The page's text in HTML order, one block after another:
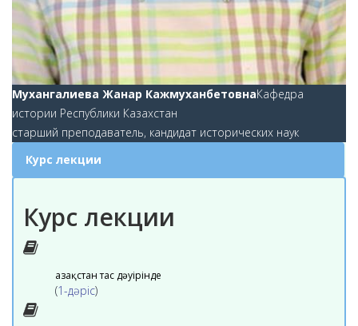
Мухангалиева Жанар КажмуханбетовнаКафедра
истории Республики Казахстан
старший преподаватель, кандидат исторических наук
Курс лекции
Курс лекции
Қазақстан тас дәуірінде
(1-дәріс)